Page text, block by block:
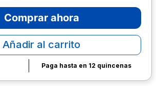
Comprar ahora
Añadir al carrito
Paga hasta en 12 quincenas